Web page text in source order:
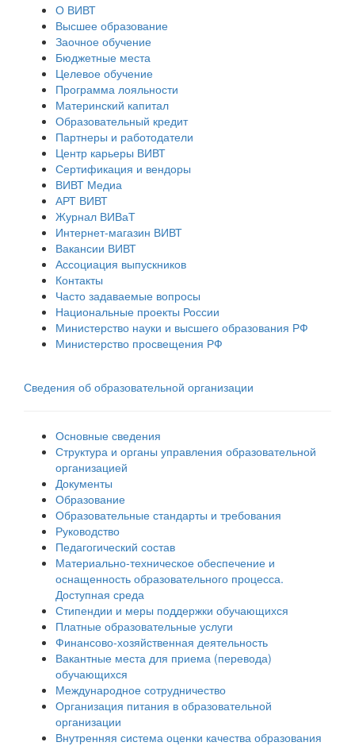
О ВИВТ
Высшее образование
Заочное обучение
Бюджетные места
Целевое обучение
Программа лояльности
Материнский капитал
Образовательный кредит
Партнеры и работодатели
Центр карьеры ВИВТ
Сертификация и вендоры
ВИВТ Медиа
АРТ ВИВТ
Журнал ВИВаТ
Интернет-магазин ВИВТ
Вакансии ВИВТ
Ассоциация выпускников
Контакты
Часто задаваемые вопросы
Национальные проекты России
Министерство науки и высшего образования РФ
Министерство просвещения РФ
Сведения об образовательной организации
Основные сведения
Структура и органы управления образовательной
организацией
Документы
Образование
Образовательные стандарты и требования
Руководство
Педагогический состав
Материально-техническое обеспечение и
оснащенность образовательного процесса.
Доступная среда
Стипендии и меры поддержки обучающихся
Платные образовательные услуги
Финансово-хозяйственная деятельность
Вакантные места для приема (перевода)
обучающихся
Международное сотрудничество
Организация питания в образовательной
организации
Внутренняя система оценки качества образования